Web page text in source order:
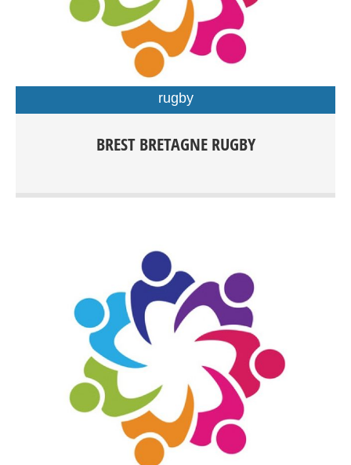
15ans Rugby à XV Loisirs Rugby à X compétition dès
rugby
BREST BRETAGNE RUGBY